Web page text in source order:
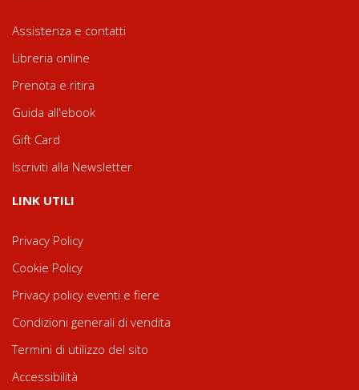
Assistenza e contatti
Libreria online
Prenota e ritira
Guida all'ebook
Gift Card
Iscriviti alla Newsletter
LINK UTILI
Privacy Policy
Cookie Policy
Privacy policy eventi e fiere
Condizioni generali di vendita
Termini di utilizzo del sito
Accessibilità